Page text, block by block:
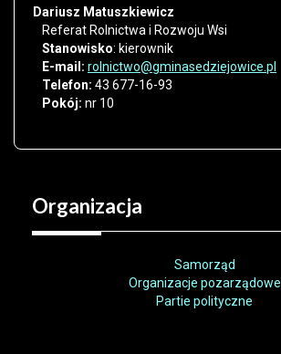
Dariusz Matuszkiewicz
Referat Rolnictwa i Rozwoju Wsi
Stanowisko: kierownik
E-mail: rolnictwo@gminasedziejowice.pl
Telefon: 43 677-16-93
Pokój: nr 10
Organizacja
Samorząd
Organizacje pozarządowe
Partie polityczne